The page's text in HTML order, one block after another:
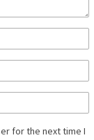
for the next time I